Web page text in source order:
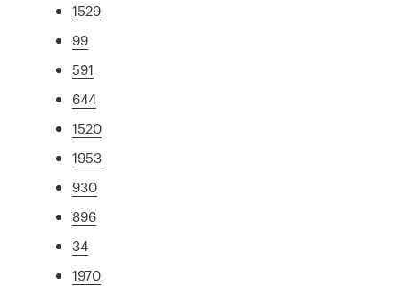
1529
99
591
644
1520
1953
930
896
34
1970